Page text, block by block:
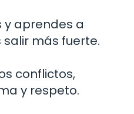
y aprendes a
más fuerte.
conflictos,
y respeto.